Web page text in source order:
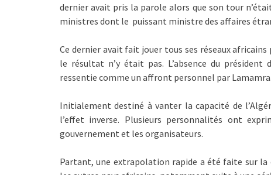
dernier avait pris la parole alors que son tour
ministres dont le puissant ministre des affaires
Ce dernier avait fait jouer tous ses réseaux
le résultat n’y était pas. L’absence du
ressentie comme un affront personnel par Lamamra.
Initialement destiné à vanter la capacité de
l’effet inverse. Plusieurs personnalités ont
gouvernement et les organisateurs.
Partant, une extrapolation rapide a été faite sur la